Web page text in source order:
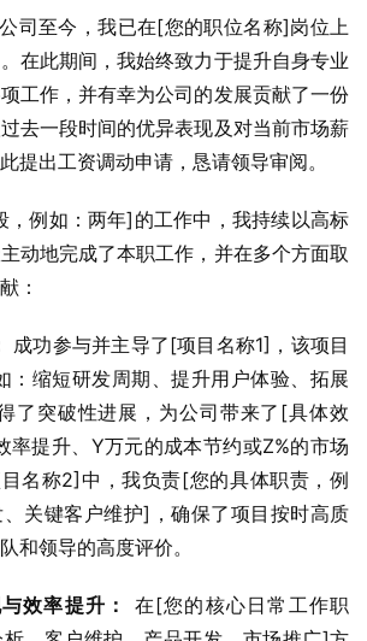
司至今，我已在[您的职位名称]岗位上
在此期间，我始终致力于提升自身专业
工作，并有幸为公司的发展贡献了一份
去一段时间的优异表现及对当前市场薪
提出工资调动申请，恳请领导审阅。
，例如：两年]的工作中，我持续以高标
动地完成了本职工作，并在多个方面取
：
成功参与并主导了[项目名称1]，该项目
：缩短研发周期、提升用户体验、拓展
了突破性进展，为公司带来了[具体效
率提升、Y万元的成本节约或Z%的市场
名称2]中，我负责[您的具体职责，例
关键客户维护]，确保了项目按时高质
和领导的高度评价。
效率提升：
在[您的核心日常工作职